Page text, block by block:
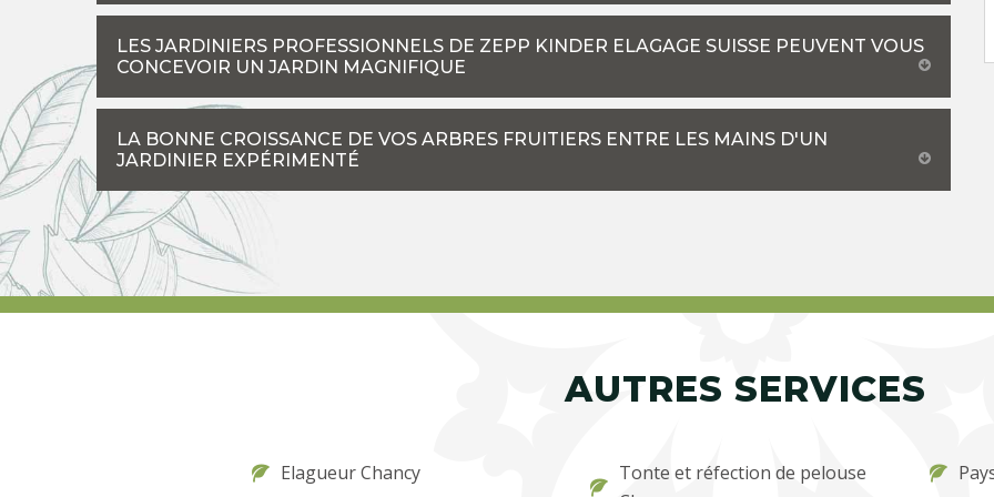
LES JARDINIERS PROFESSIONNELS DE ZEPP KINDER ELAGAGE SUISSE PEUVENT VOUS
CONCEVOIR UN JARDIN MAGNIFIQUE
LA BONNE CROISSANCE DE VOS ARBRES FRUITIERS ENTRE LES MAINS D'UN
JARDINIER EXPÉRIMENTÉ
AUTRES SERVICES
Elagueur Chancy
Tonte et réfection de pelouse